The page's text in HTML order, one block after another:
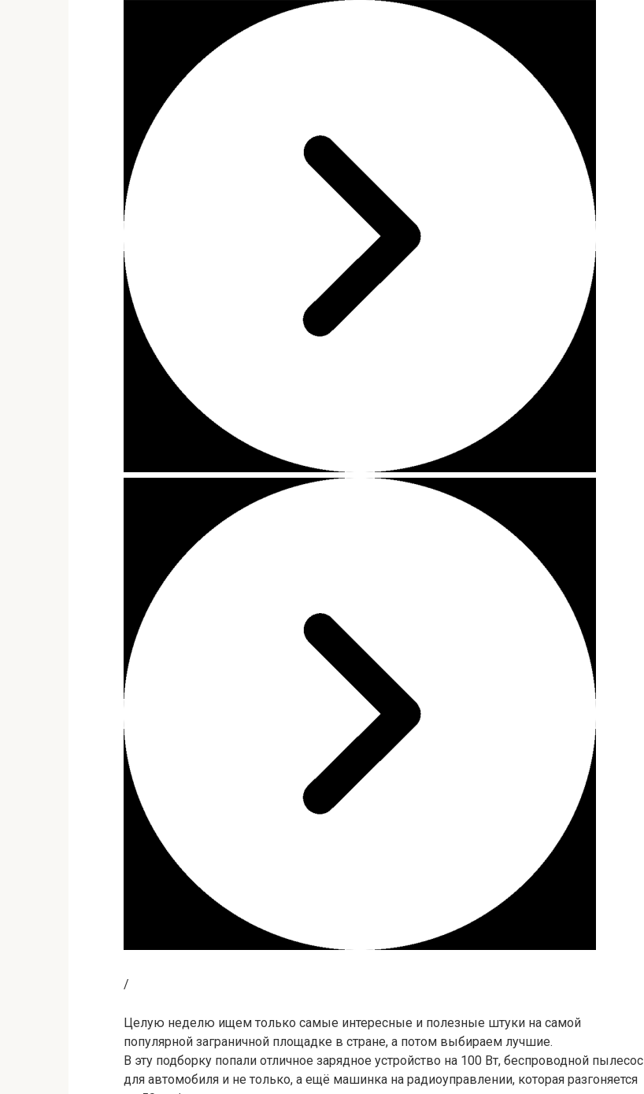
/
Целую неделю ищем только самые интересные и полезные штуки на самой
популярной заграничной площадке в стране, а потом выбираем лучшие.
В эту подборку попали отличное зарядное устройство на 100 Вт, беспроводной пылесос
для автомобиля и не только, а ещё машинка на радиоуправлении, которая разгоняется